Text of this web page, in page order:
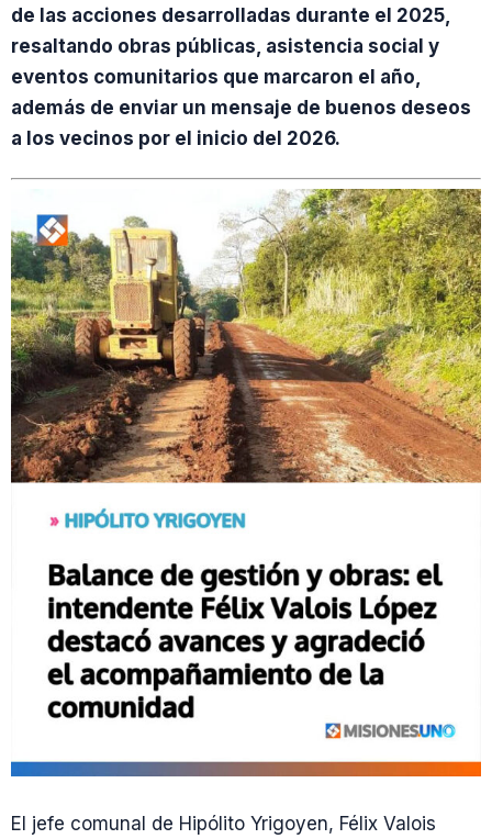
de las acciones desarrolladas durante el 2025,
resaltando obras públicas, asistencia social y
eventos comunitarios que marcaron el año,
además de enviar un mensaje de buenos deseos
a los vecinos por el inicio del 2026.
El jefe comunal de Hipólito Yrigoyen, Félix Valois